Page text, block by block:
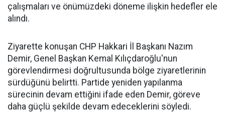
çalışmaları ve önümüzdeki döneme ilişkin hedefler ele
alındı.
Ziyarette konuşan CHP Hakkari İl Başkanı Nazım
Demir, Genel Başkan Kemal Kılıçdaroğlu'nun
görevlendirmesi doğrultusunda bölge ziyaretlerinin
sürdüğünü belirtti. Partide yeniden yapılanma
sürecinin devam ettiğini ifade eden Demir, göreve
daha güçlü şekilde devam edeceklerini söyledi.